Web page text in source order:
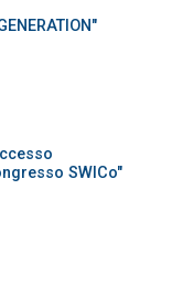
SWICo"